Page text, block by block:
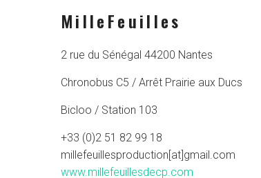
MilleFeuilles
2 rue du Sénégal 44200 Nantes
Chronobus C5 / Arrêt Prairie aux Ducs
Bicloo / Station 103
+33 (0)2 51 82 99 18
millefeuillesproduction[at]gmail.com
www.millefeuillesdecp.com